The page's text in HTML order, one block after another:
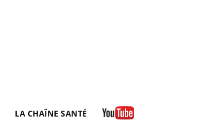
LA CHAÎNE SANTÉ